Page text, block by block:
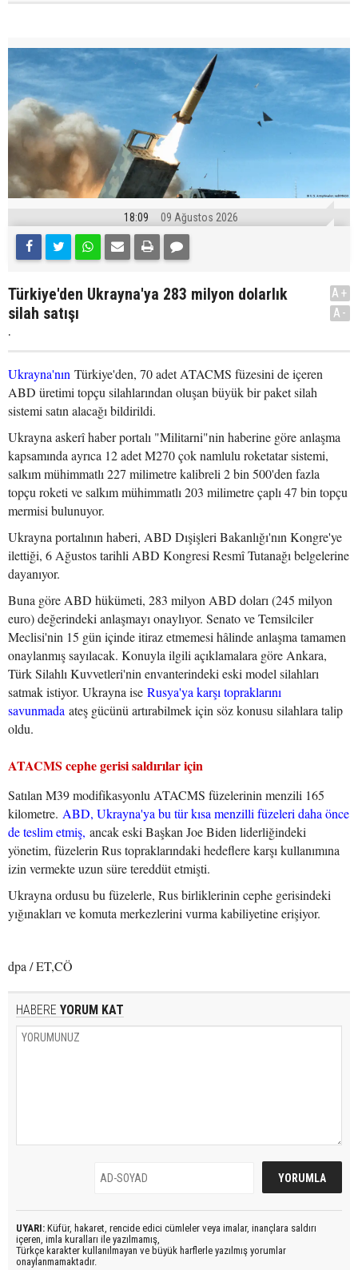
18:09 09 Ağustos 2026
Türkiye'den Ukrayna'ya 283 milyon dolarlık
silah satışı
.
A+
A-
Ukrayna'nın Türkiye'den, 70 adet ATACMS füzesini de içeren
ABD üretimi topçu silahlarından oluşan büyük bir paket silah
sistemi satın alacağı bildirildi.
Ukrayna askerî haber portalı "Militarni"nin haberine göre anlaşma
kapsamında ayrıca 12 adet M270 çok namlulu roketatar sistemi,
salkım mühimmatlı 227 milimetre kalibreli 2 bin 500'den fazla
topçu roketi ve salkım mühimmatlı 203 milimetre çaplı 47 bin topçu
mermisi bulunuyor.
Ukrayna portalının haberi, ABD Dışişleri Bakanlığı'nın Kongre'ye
ilettiği, 6 Ağustos tarihli ABD Kongresi Resmî Tutanağı belgelerine
dayanıyor.
Buna göre ABD hükümeti, 283 milyon ABD doları (245 milyon
euro) değerindeki anlaşmayı onaylıyor. Senato ve Temsilciler
Meclisi'nin 15 gün içinde itiraz etmemesi hâlinde anlaşma tamamen
onaylanmış sayılacak. Konuyla ilgili açıklamalara göre Ankara,
Türk Silahlı Kuvvetleri'nin envanterindeki eski model silahları
satmak istiyor. Ukrayna ise Rusya'ya karşı topraklarını
savunmada ateş gücünü artırabilmek için söz konusu silahlara talip
oldu.
ATACMS cephe gerisi saldırılar için
Satılan M39 modifikasyonlu ATACMS füzelerinin menzili 165
kilometre. ABD, Ukrayna'ya bu tür kısa menzilli füzeleri daha önce
de teslim etmiş, ancak eski Başkan Joe Biden liderliğindeki
yönetim, füzelerin Rus topraklarındaki hedeflere karşı kullanımına
izin vermekte uzun süre tereddüt etmişti.
Ukrayna ordusu bu füzelerle, Rus birliklerinin cephe gerisindeki
yığınakları ve komuta merkezlerini vurma kabiliyetine erişiyor.
dpa / ET,CÖ
HABERE YORUM KAT
UYARI: Küfür, hakaret, rencide edici cümleler veya imalar, inançlara saldırı
içeren, imla kuralları ile yazılmamış,
Türkçe karakter kullanılmayan ve büyük harflerle yazılmış yorumlar
onaylanmamaktadır.